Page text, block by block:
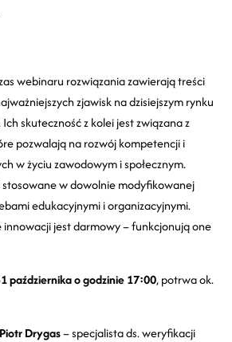
webinaru rozwiązania zawierają treści
zjawisk na dzisiejszym rynku
Ich skuteczność z kolei jest związana z
pozwalają na rozwój kompetencji i
w życiu zawodowym i społecznym.
stosowane w dowolnie modyfikowanej
edukacyjnymi i organizacyjnymi.
jest darmowy – funkcjonują one
października o godzinie 17:00, potrwa ok.
Piotr Drygas– specjalista ds. weryfikacji